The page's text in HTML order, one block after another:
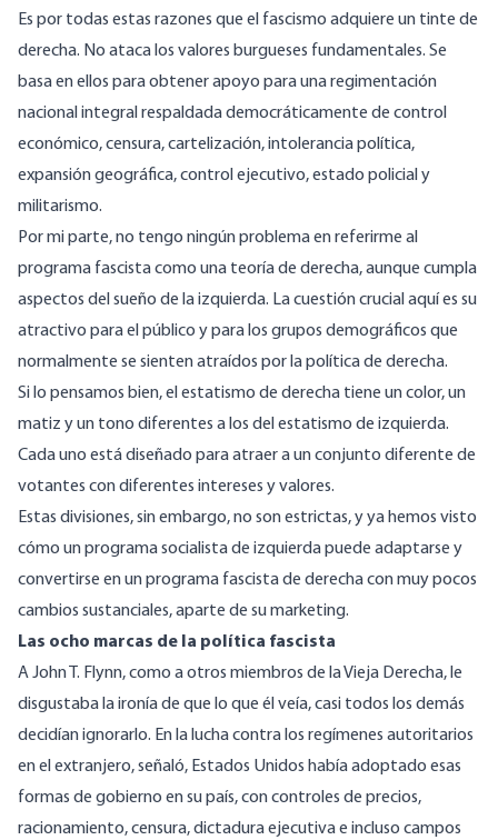
Es por todas estas razones que el fascismo adquiere un tinte de
derecha. No ataca los valores burgueses fundamentales. Se
basa en ellos para obtener apoyo para una regimentación
nacional integral respaldada democráticamente de control
económico, censura, cartelización, intolerancia política,
expansión geográfica, control ejecutivo, estado policial y
militarismo.
Por mi parte, no tengo ningún problema en referirme al
programa fascista como una teoría de derecha, aunque cumpla
aspectos del sueño de la izquierda. La cuestión crucial aquí es su
atractivo para el público y para los grupos demográficos que
normalmente se sienten atraídos por la política de derecha.
Si lo pensamos bien, el estatismo de derecha tiene un color, un
matiz y un tono diferentes a los del estatismo de izquierda.
Cada uno está diseñado para atraer a un conjunto diferente de
votantes con diferentes intereses y valores.
Estas divisiones, sin embargo, no son estrictas, y ya hemos visto
cómo un programa socialista de izquierda puede adaptarse y
convertirse en un programa fascista de derecha con muy pocos
cambios sustanciales, aparte de su marketing.
Las ocho marcas de la política fascista
A John T. Flynn, como a otros miembros de la Vieja Derecha, le
disgustaba la ironía de que lo que él veía, casi todos los demás
decidían ignorarlo. En la lucha contra los regímenes autoritarios
en el extranjero, señaló, Estados Unidos había adoptado esas
formas de gobierno en su país, con controles de precios,
racionamiento, censura, dictadura ejecutiva e incluso campos